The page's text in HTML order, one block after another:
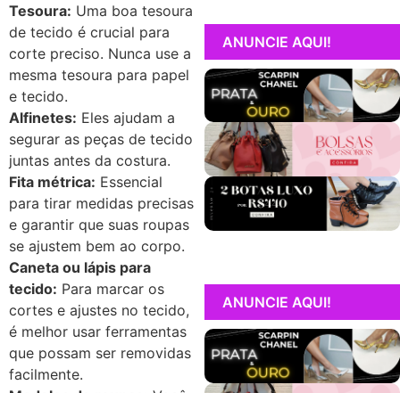
Tesoura: Uma boa tesoura
de tecido é crucial para
corte preciso. Nunca use a
mesma tesoura para papel
e tecido.
Alfinetes: Eles ajudam a
segurar as peças de tecido
juntas antes da costura.
Fita métrica: Essencial
para tirar medidas precisas
e garantir que suas roupas
se ajustem bem ao corpo.
Caneta ou lápis para
tecido: Para marcar os
cortes e ajustes no tecido,
é melhor usar ferramentas
que possam ser removidas
facilmente.
ANUNCIE AQUI!
ANUNCIE AQUI!